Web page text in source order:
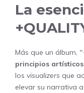
La
Más que un álbum,
principios artísticos
los visualizers que
elevar su narrativa